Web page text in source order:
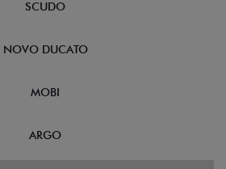
NOVA FIORINO
SCUDO
NOVO DUCATO
MOBI